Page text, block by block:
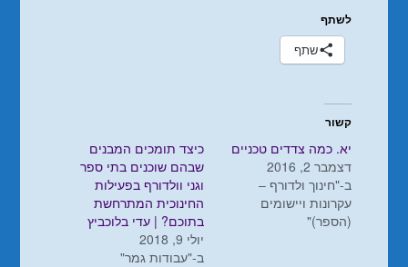
לשתף
שתף
קשור
יא. כמה צדדים טכניים
דצמבר 2, 2016
ב-"חינוך ולדורף –
עקרונות ויישומים
(הספר)"
כיצד תומכים המבנים
שבהם שוכנים בתי ספר
וגני וולדורף בפעילות
החינוכית המתרחשת
בתוכם? | עדי בלוכביץ
יולי 9, 2018
ב-"עבודות גמר"